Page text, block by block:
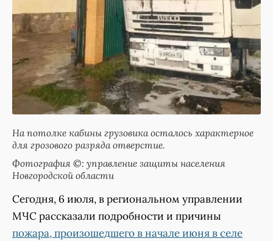
На потолке кабины грузовика осталось характерное
для грозового разряда отверстие.
Фотография ©: управление защиты населения
Новгородской области
Сегодня, 6 июля, в региональном управлении
МЧС рассказали подробности и причины
пожара, произошедшего в начале июня в селе